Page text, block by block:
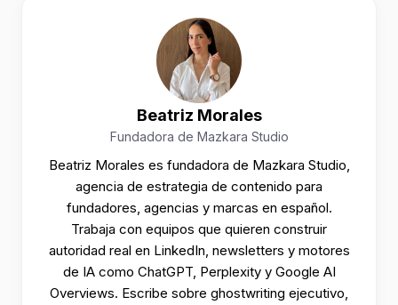
Beatriz Morales
Fundadora de Mazkara Studio
Beatriz Morales es fundadora de Mazkara Studio,
agencia de estrategia de contenido para
fundadores, agencias y marcas en español.
Trabaja con equipos que quieren construir
autoridad real en LinkedIn, newsletters y motores
de IA como ChatGPT, Perplexity y Google AI
Overviews. Escribe sobre ghostwriting ejecutivo,